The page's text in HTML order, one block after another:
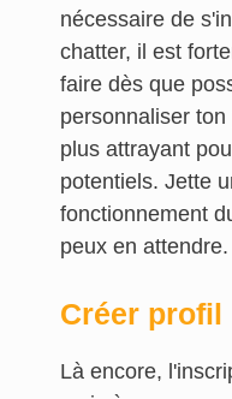
nécessaire de
chatter, il est
faire dès que
personnaliser
plus attrayant
potentiels. Jette
fonctionnement
peux en attendre.
Créer profil
Là encore,